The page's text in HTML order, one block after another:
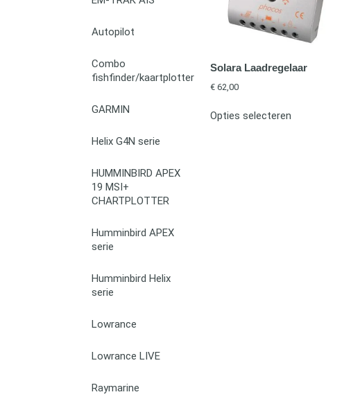
Autopilot
Combo
fishfinder/kaartplotter
GARMIN
Helix G4N serie
HUMMINBIRD APEX
19 MSI+
CHARTPLOTTER
Humminbird APEX
serie
Humminbird Helix
serie
Lowrance
Lowrance LIVE
Raymarine
Solara Laadregelaar
€ 62,00
Opties selecteren